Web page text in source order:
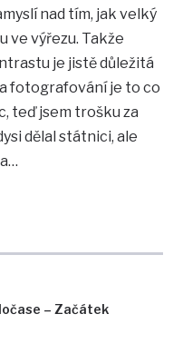
– Začátek
nad tím, jak velký
ve výřezu. Takže
je jistě důležitá
fotografování je to co
teď jsem trošku za
dělal státnici, ale